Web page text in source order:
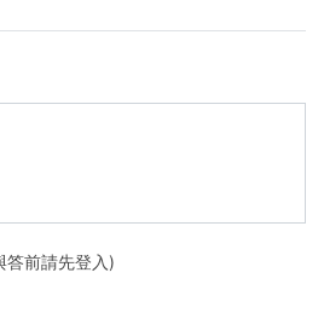
答前請先登入)